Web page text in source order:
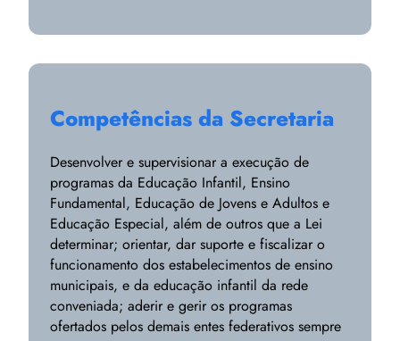
Competências da Secretaria
Desenvolver e supervisionar a execução de
programas da Educação Infantil, Ensino
Fundamental, Educação de Jovens e Adultos e
Educação Especial, além de outros que a Lei
determinar; orientar, dar suporte e fiscalizar o
funcionamento dos estabelecimentos de ensino
municipais, e da educação infantil da rede
conveniada; aderir e gerir os programas
ofertados pelos demais entes federativos sempre